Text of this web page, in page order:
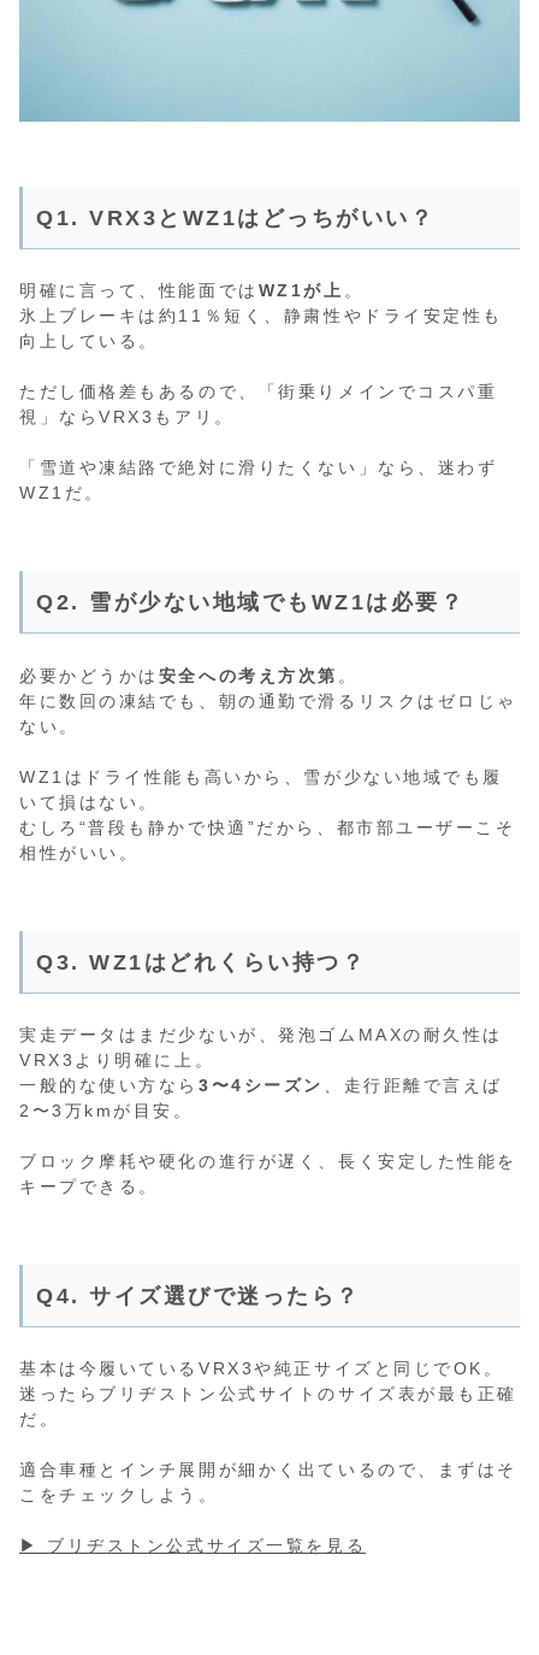
Q1. VRX3とWZ1はどっちがいい？
明確に言って、性能面では WZ1が上 。
氷上ブレーキは約11％短く、静粛性やドライ安定性も
向上している。
ただし価格差もあるので、「街乗りメインでコスパ重
視」ならVRX3もアリ。
「雪道や凍結路で絶対に滑りたくない」なら、迷わず
WZ1だ。
Q2. 雪が少ない地域でもWZ1は必要？
必要かどうかは 安全への考え方次第 。
年に数回の凍結でも、朝の通勤で滑るリスクはゼロじゃ
ない。
WZ1はドライ性能も高いから、雪が少ない地域でも履
いて損はない。
むしろ“普段も静かで快適”だから、都市部ユーザーこそ
相性がいい。
Q3. WZ1はどれくらい持つ？
実走データはまだ少ないが、発泡ゴムMAXの耐久性は
VRX3より明確に上。
一般的な使い方なら3〜4シーズン
、走行距離で言えば
2〜3万kmが目安。
ブロック摩耗や硬化の進行が遅く、長く安定した性能を
キープできる。
Q4. サイズ選びで迷ったら？
基本は今履いているVRX3や純正サイズと同じでOK。
迷ったらブリヂストン公式サイトのサイズ表が最も正確
だ。
適合車種とインチ展開が細かく出ているので、まずはそ
こをチェックしよう。
▶ ブリヂストン公式サイズ一覧を見る